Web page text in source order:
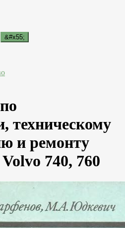
техническому
и ремонту
740, 760